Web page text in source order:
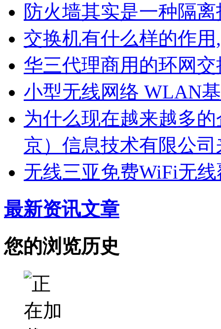
防火墙其实是一种隔
交换机有什么样的作
华三代理商用的环网
小型无线网络 WLAN
为什么现在越来越多
京）信息技术有限公
无线三亚免费WiFi无
最新资讯文章
您的浏览历史